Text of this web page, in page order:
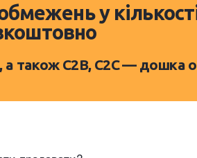
у
а також C2B, C2C — дошка